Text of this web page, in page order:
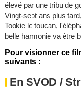
élevé par une tribu de
Vingt-sept ans plus
Tookie le toucan,
belle harmonie va être
Pour visionner ce
suivants :
En SVOD /